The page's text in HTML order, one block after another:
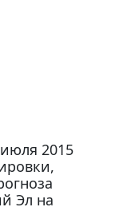
2015
Эл на